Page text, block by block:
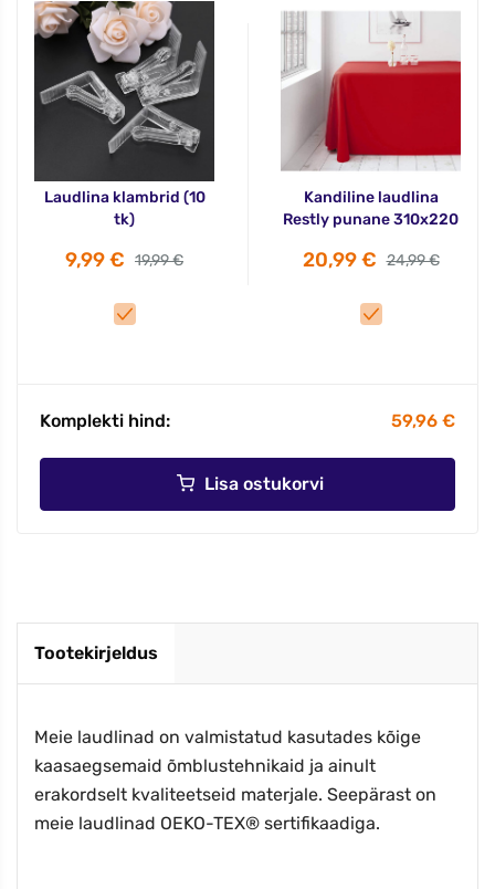
Laudlina klambrid (10
tk)
9,99 € 19,99 €
Kandiline laudlina
Restly punane 310x220
20,99 € 24,99 €
Komplekti hind: 59,96 €
Lisa ostukorvi
Tootekirjeldus
Meie laudlinad on valmistatud kasutades kõige
kaasaegsemaid õmblustehnikaid ja ainult
erakordselt kvaliteetseid materjale. Seepärast on
meie laudlinad OEKO-TEX® sertifikaadiga.